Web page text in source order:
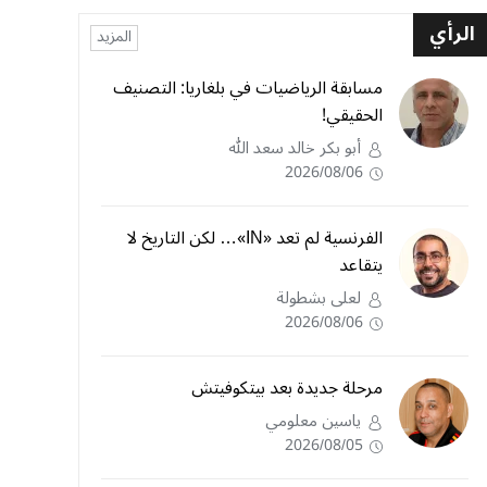
الرأي المزيد
مسابقة الرياضيات في بلغاريا: التصنيف
الحقيقي!
أبو بكر خالد سعد الله
2026/08/06
الفرنسية لم تعد «IN»… لكن التاريخ لا
يتقاعد
لعلى بشطولة
2026/08/06
مرحلة جديدة بعد بيتكوفيتش
ياسين معلومي
2026/08/05